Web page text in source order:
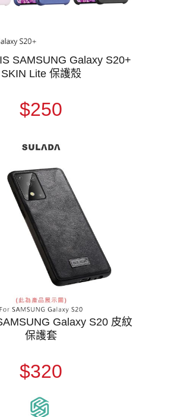
SAMSUNG Galaxy S20+
SKIN Lite 保護殼
$250
Galaxy S20 皮紋
保護套
$320